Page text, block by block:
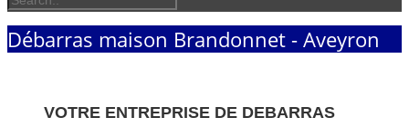
Débarras maison Brandonnet - Aveyron
VOTRE ENTREPRISE DE DEBARRAS